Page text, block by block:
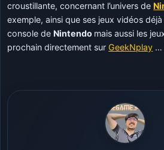
croustillante, concernant l’univers de
exemple, ainsi que ses jeux vidéos
console de Nintendo mais aussi les
prochain directement sur GeekNplay …